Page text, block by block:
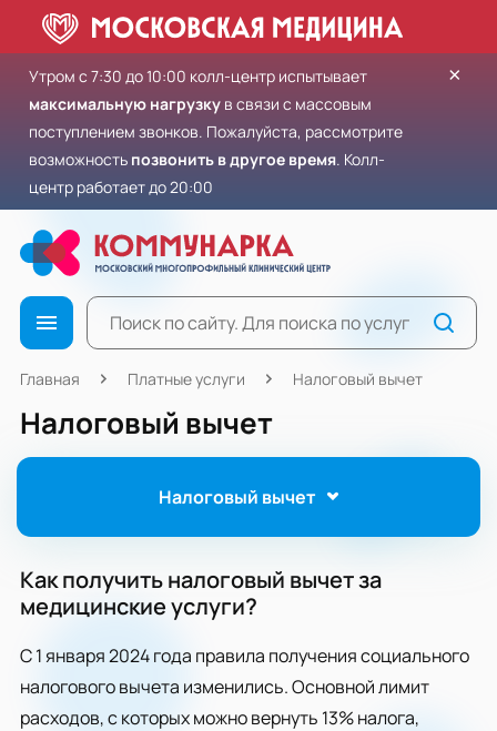
Утром с 7:30 до 10:00 колл-центр испытывает
максимальную нагрузку в связи с массовым
поступлением звонков. Пожалуйста, рассмотрите
возможность позвонить в другое время. Колл-
центр работает до 20:00
×
Главная Платные услуги Налоговый вычет
Налоговый вычет
Налоговый вычет
Как получить налоговый вычет за
медицинские услуги?
С 1 января 2024 года правила получения социального
налогового вычета изменились. Основной лимит
расходов, с которых можно вернуть 13% налога,